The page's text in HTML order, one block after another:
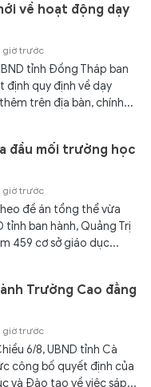
về hoạt động dạy
giờ trước
tỉnh Đồng Tháp ban
định quy định về dạy
trên địa bàn, chính...
đầu mối trường học
giờ trước
đề án tổng thể vừa
tỉnh ban hành, Quảng Trị
459 cơ sở giáo dục...
Trường Cao đẳng
giờ trước
6/8, UBND tỉnh Cà
công bố quyết định của
và Đào tạo về việc sáp...